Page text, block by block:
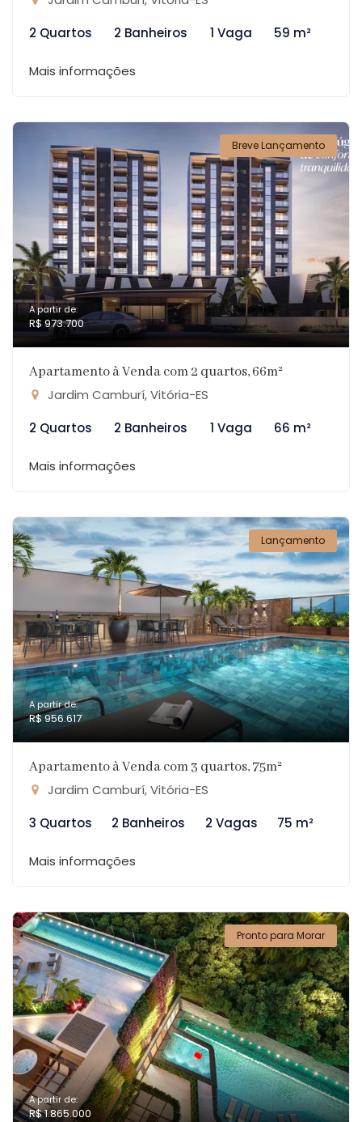
2 Quartos
2 Banheiros 1 Vaga 59 m²
Mais informações
Breve Lançamento
A partir de:
R$ 973.700
Apartamento à Venda com 2 quartos, 66m²
Jardim Camburí, Vitória-ES
2 Quartos
2 Banheiros 1 Vaga 66 m²
Mais informações
Lançamento
A partir de:
R$ 956.617
Apartamento à Venda com 3 quartos, 75m²
Jardim Camburí, Vitória-ES
3 Quartos
2 Banheiros 2 Vagas 75 m²
Mais informações
Pronto para Morar
A partir de:
R$ 1.865.000